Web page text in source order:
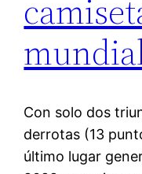
Con solo dos
derrotas (13
último lugar